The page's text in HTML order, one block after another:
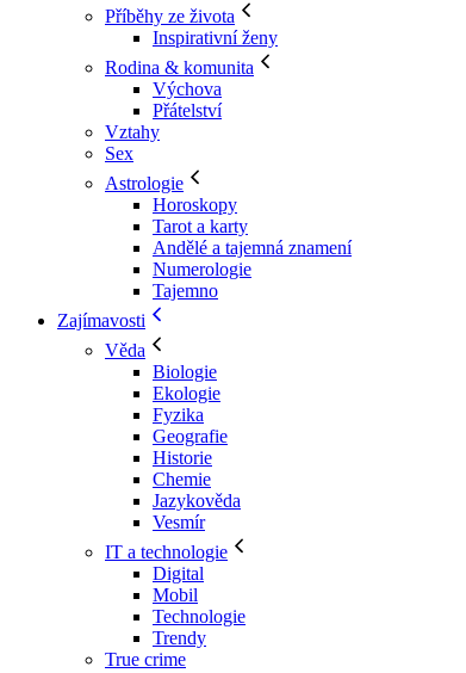
Příběhy ze života
Inspirativní ženy
Rodina & komunita
Výchova
Přátelství
Vztahy
Sex
Astrologie
Horoskopy
Tarot a karty
Andělé a tajemná znamení
Numerologie
Tajemno
Zajímavosti
Věda
Biologie
Ekologie
Fyzika
Geografie
Historie
Chemie
Jazykověda
Vesmír
IT a technologie
Digital
Mobil
Technologie
Trendy
True crime